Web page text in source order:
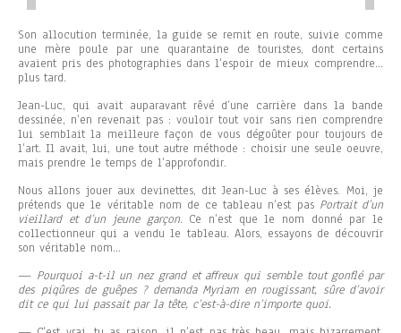
Son allocution terminée, la guide se remit en route, suivie comme
une mère poule par une quarantaine de touristes, dont certains
avaient pris des photographies dans l’espoir de mieux comprendre…
plus tard.
Jean-Luc, qui avait auparavant rêvé d’une carrière dans la bande
dessinée, n’en revenait pas : vouloir tout voir sans rien comprendre
lui semblait la meilleure façon de vous dégoûter pour toujours de
l’art. Il avait, lui, une tout autre méthode : choisir une seule oeuvre,
mais prendre le temps de l’approfondir.
Nous allons jouer aux devinettes, dit Jean-Luc à ses élèves. Moi, je
prétends que le véritable nom de ce tableau n’est pas Portrait d’un
vieillard et d’un jeune garçon. Ce n’est que le nom donné par le
collectionneur qui a vendu le tableau. Alors, essayons de découvrir
son véritable nom…
— Pourquoi a-t-il un nez grand et affreux qui semble tout gonflé par
des piqûres de guêpes ? demanda Myriam en rougissant, sûre d’avoir
dit ce qui lui passait par la tête, c’est-à-dire n’importe quoi.